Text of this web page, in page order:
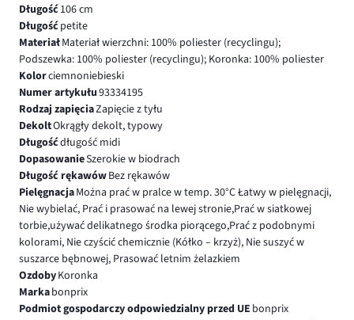
Długość106 cm
Długośćpetite
MateriałMateriał wierzchni: 100% poliester (recyclingu);
Podszewka: 100% poliester (recyclingu); Koronka: 100% poliester
Kolorciemnoniebieski
Numer artykułu93334195
Rodzaj zapięciaZapięcie z tyłu
DekoltOkrągły dekolt, typowy
Długośćdługość midi
DopasowanieSzerokie w biodrach
Długość rękawówBez rękawów
PielęgnacjaMożna prać w pralce w temp. 30°C Łatwy w pielęgnacji,
Nie wybielać, Prać i prasować na lewej stronie,Prać w siatkowej
torbie,używać delikatnego środka piorącego,Prać z podobnymi
kolorami, Nie czyścić chemicznie (Kółko – krzyż), Nie suszyć w
suszarce bębnowej, Prasować letnim żelazkiem
OzdobyKoronka
Markabonprix
Podmiot gospodarczy odpowiedzialny przed UE bonprix